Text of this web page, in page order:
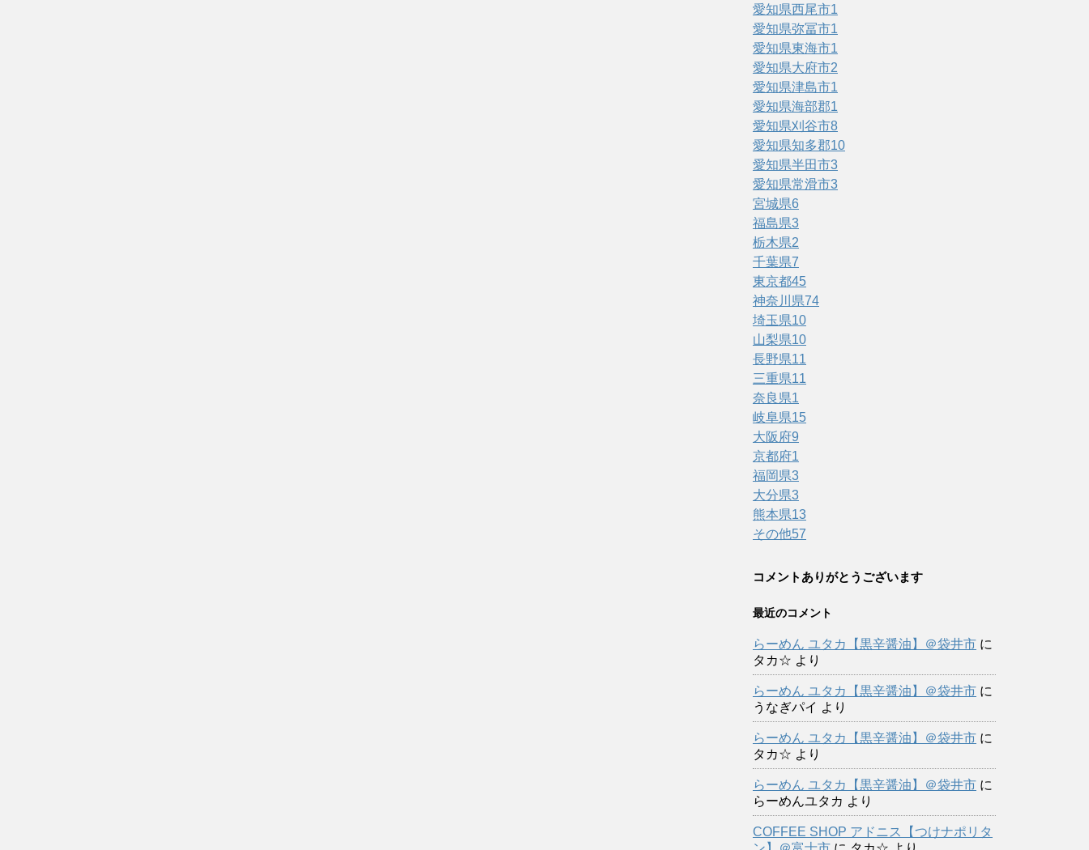
愛知県西尾市1
愛知県弥冨市1
愛知県東海市1
愛知県大府市2
愛知県津島市1
愛知県海部郡1
愛知県刈谷市8
愛知県知多郡10
愛知県半田市3
愛知県常滑市3
宮城県6
福島県3
栃木県2
千葉県7
東京都45
神奈川県74
埼玉県10
山梨県10
長野県11
三重県11
奈良県1
岐阜県15
大阪府9
京都府1
福岡県3
大分県3
熊本県13
その他57
コメントありがとうございます
最近のコメント
らーめん ユタカ【黒辛醤油】＠袋井市 に
タカ☆ より
らーめん ユタカ【黒辛醤油】＠袋井市 に
うなぎパイ より
らーめん ユタカ【黒辛醤油】＠袋井市 に
タカ☆ より
らーめん ユタカ【黒辛醤油】＠袋井市 に
らーめんユタカ より
COFFEE SHOP アドニス【つけナポリタ